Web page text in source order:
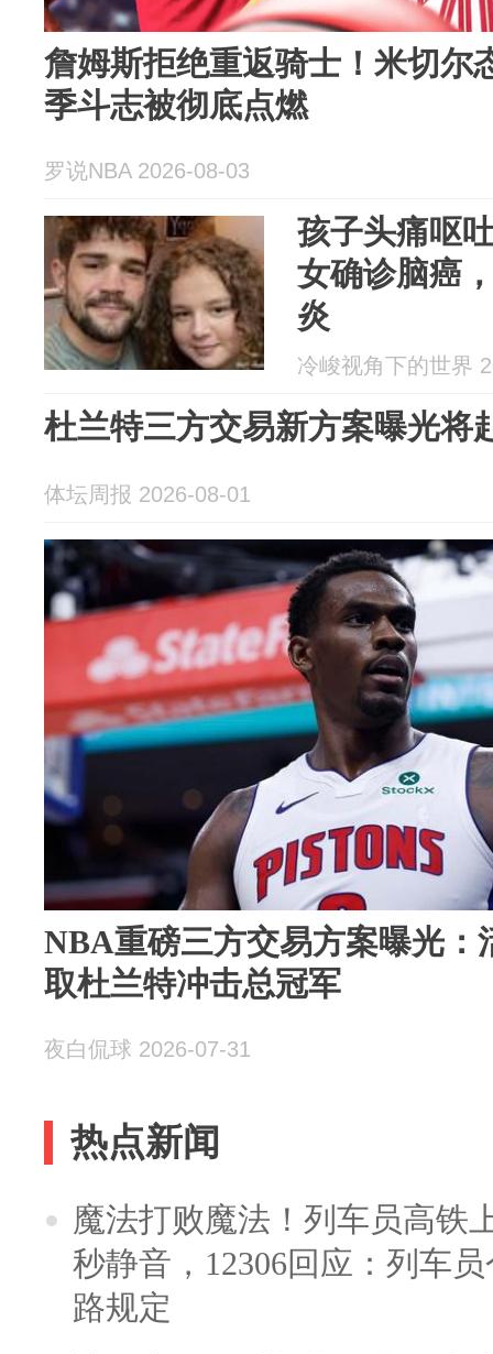
詹姆斯拒绝重返骑士！米切尔
季斗志被彻底点燃
罗说NBA 2026-08-03
孩子头痛呕
女确诊脑癌
炎
冷峻视角下的世界
杜兰特三方交易新方案曝光将
体坛周报 2026-08-01
NBA重磅三方交易方案曝光：
取杜兰特冲击总冠军
夜白侃球 2026-07-31
热点新闻
魔法打败魔法！列车员高铁
秒静音，12306回应：列车
路规定